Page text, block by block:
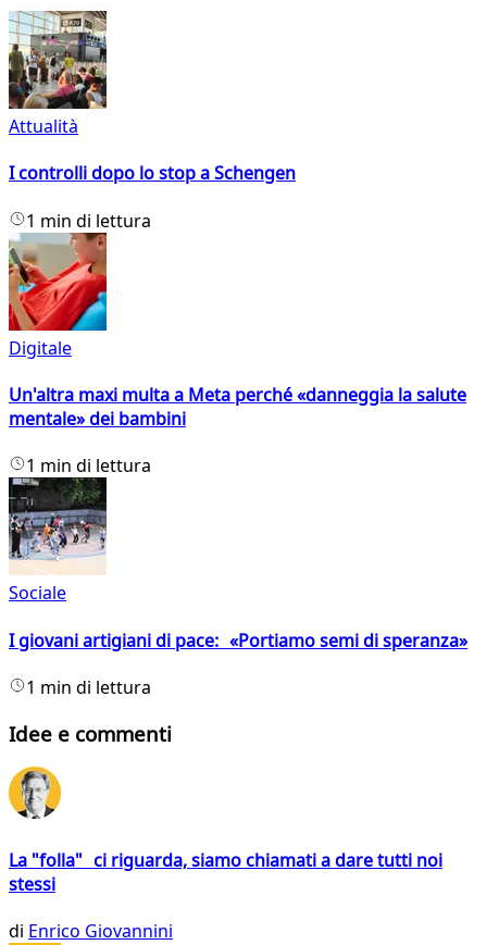
Attualità
I controlli dopo lo stop a Schengen
1 min di lettura
Digitale
Un'altra maxi multa a Meta perché «danneggia la salute
mentale» dei bambini
1 min di lettura
Sociale
I giovani artigiani di pace: «Portiamo semi di speranza»
1 min di lettura
Idee e commenti
La "folla" ci riguarda, siamo chiamati a dare tutti noi
stessi
di Enrico Giovannini